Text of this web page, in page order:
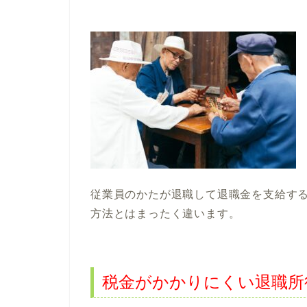
従業員のかたが退職して退職金を支給す
方法とはまったく違います。
税金がかかりにくい退職